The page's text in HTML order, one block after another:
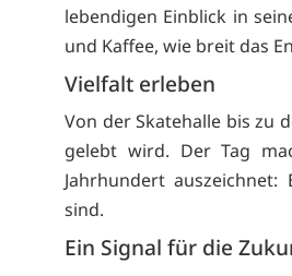
lebendigen Einblick in
und Kaffee, wie breit das
Vielfalt erleben
Von der Skatehalle bis zu
gelebt wird. Der Tag
Jahrhundert
sind.
Ein Signal für die